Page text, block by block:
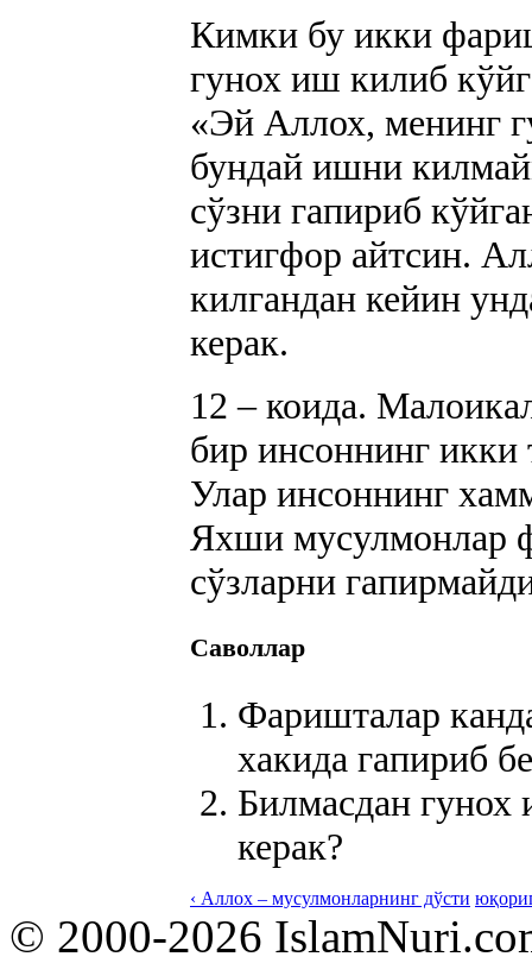
Кимки бу икки
гунох иш килиб
«Эй Аллох, менинг
бундай ишни
сўзни гапириб
истигфор айтсин.
килгандан кейин
керак.
12 – коида.
бир инсоннинг
Улар инсоннинг
Яхши мусулмонлар
сўзларни
Саволлар
Фаришталар
хакида гапириб
Билмасдан
керак?
‹ Аллох – мусулмонларнинг дўсти
© 2000-2026